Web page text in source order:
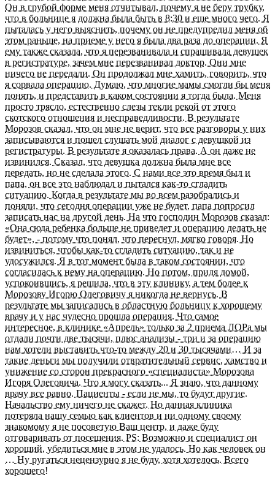
Он в грубой форме меня отчитывал, почему я не беру трубку,
что в больнице я должна была быть в 8:30 и еще много чего. Я
пыталась у него выяснить, почему он не предупредил меня об
этом раньше, на приеме у него я была два раза до операции. Я
ему также сказала, что я перезванивала и спрашивала девушек
в регистратуре, зачем мне перезванивал доктор. Они мне
ничего не передали. Он продолжал мне хамить, говорить, что
я сорвала операцию. Думаю, что многие мамы смогли бы меня
понять, и представить в каком состоянии я тогда была. Меня
просто трясло, естественно слезы текли рекой от этого
скотского отношения и несправедливости. В результате
Морозов сказал, что он мне не верит, что все разговоры у них
записываются и пошел слушать мой диалог с девушкой из
регистратуры. В результате я оказалась права. А он даже не
извинился. Сказал, что девушка должна была мне все
передать, но не сделала этого. С нами все это время был и
папа, он все это наблюдал и пытался как-то сгладить
ситуацию. Когда в результате мы во всем разобрались и
поняли, что сегодня операции уже не будет, папа попросил
записать нас на другой день. На что господин Морозов сказал:
«Она сюда ребенка больше не приведет и операцию делать не
будет», - потому что понял, что перегнул, мягко говоря. Но
извиниться, чтобы как-то сгладить ситуацию, так и не
удосужился. Я в тот момент была в таком состоянии, что
согласилась к нему на операцию. Но потом, придя домой,
успокоившись, я решила, что в эту клинику, а тем более к
Морозову Игорю Олеговичу я никогда не вернусь. В
результате мы записались в областную больницу к хорошему
врачу и у нас чудесно прошла операция. Что самое
интересное, в клинике «Апрель» только за 2 приема ЛОРа мы
отдали почти две тысячи, плюс анализы - три и за операцию
нам хотели выставить что-то между 20 и 30 тысячами… И за
такие деньги мы получили отвратительный сервис, хамство и
унижение со сторон прекрасного «специалиста» Морозова
Игоря Олеговича. Что я могу сказать... Я знаю, что данному
врачу все равно. Пациенты - если не мы, то будут другие.
Начальство ему ничего не скажет. Но данная клиника
потеряла нашу семью как клиентов и ни одному своему
знакомому я не посоветую Ваш центр, и даже буду
отговаривать от посещения. PS: Возможно и специалист он
хороший, убедиться мне в этом не удалось. Но как человек он
… Ну ругаться нецензурно я не буду, хотя хотелось. Всего
хорошего!